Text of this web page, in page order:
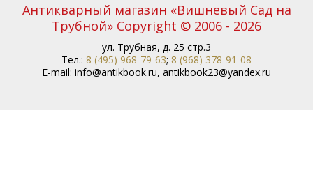
Антикварный магазин «Вишневый Сад на
Трубной» Copyright © 2006 - 2026
ул. Трубная, д. 25 стр.3
Тел.: 8 (495) 968-79-63; 8 (968) 378-91-08
E-mail: info@antikbook.ru, antikbook23@yandex.ru